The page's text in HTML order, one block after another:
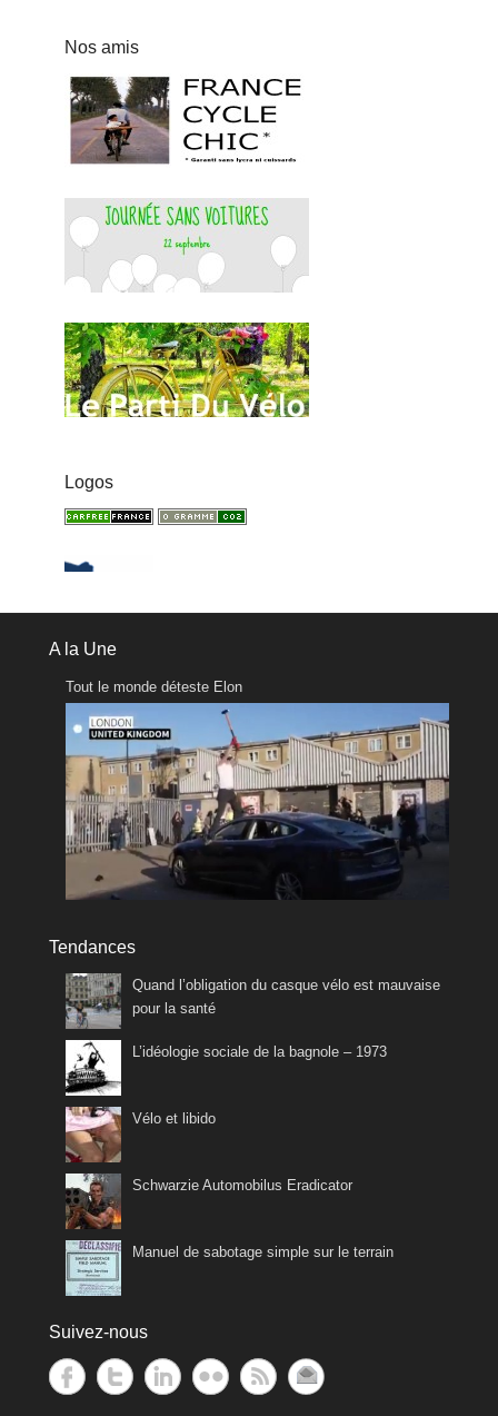
Nos amis
Logos
A la Une
Tout le monde déteste Elon
Tendances
Quand l’obligation du casque vélo est mauvaise
pour la santé
L’idéologie sociale de la bagnole – 1973
Vélo et libido
Schwarzie Automobilus Eradicator
Manuel de sabotage simple sur le terrain
Suivez-nous